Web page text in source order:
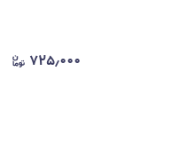
۷۲۵٫۰۰۰